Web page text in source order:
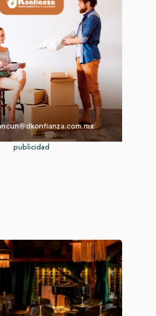
publicidad